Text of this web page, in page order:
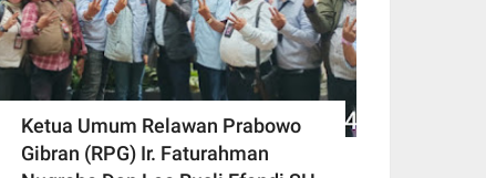
Ketua Umum Relawan Prabowo
Gibran (RPG) Ir. Faturahman